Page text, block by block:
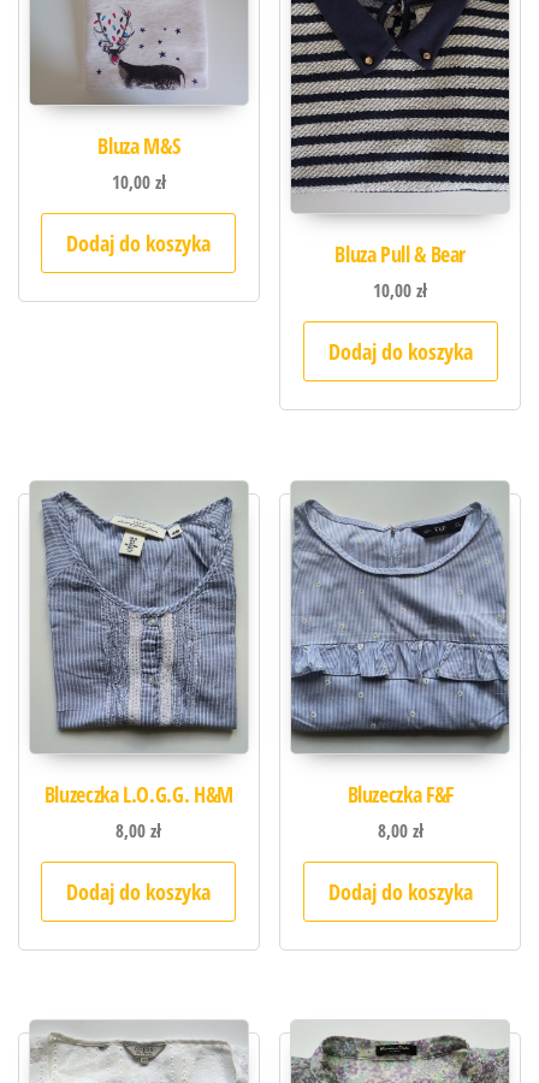
Bluza M&S
10,00zł
Dodaj do koszyka Bluza Pull & Bear
10,00zł
Dodaj do koszyka
Bluzeczka L.O.G.G. H&M
8,00zł
Dodaj do koszyka
Bluzeczka F&F
8,00zł
Dodaj do koszyka